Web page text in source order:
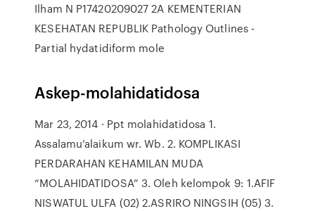
Ilham N P17420209027 2A KEMENTERIAN
KESEHATAN REPUBLIK Pathology Outlines -
Partial hydatidiform mole
Askep-molahidatidosa
Mar 23, 2014 · Ppt molahidatidosa 1.
Assalamu’alaikum wr. Wb. 2. KOMPLIKASI
PERDARAHAN KEHAMILAN MUDA
“MOLAHIDATIDOSA” 3. Oleh kelompok 9: 1.AFIF
NISWATUL ULFA (02) 2.ASRIRO NINGSIH (05) 3.